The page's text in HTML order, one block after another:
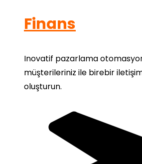
Finans
Inovatif pazarlama
müşterileriniz ile birebir
oluşturun.